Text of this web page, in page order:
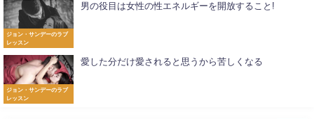
ジョン・サンデーのラブ
レッスン
男の役目は女性の性エネルギーを開放すること!
ジョン・サンデーのラブ
レッスン
愛した分だけ愛されると思うから苦しくなる